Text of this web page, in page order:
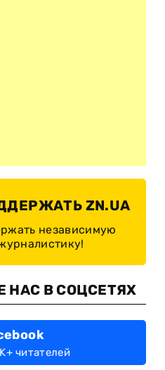
ZN.UA
независимую
НАС В СОЦСЕТЯХ
читателей